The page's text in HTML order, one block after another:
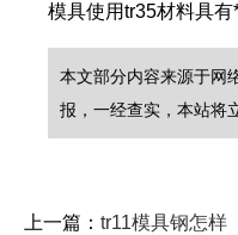
模具使用tr35材料具
本文部分内容来源于网
报，一经查实，本站将
上一篇：tr11模具钢怎样